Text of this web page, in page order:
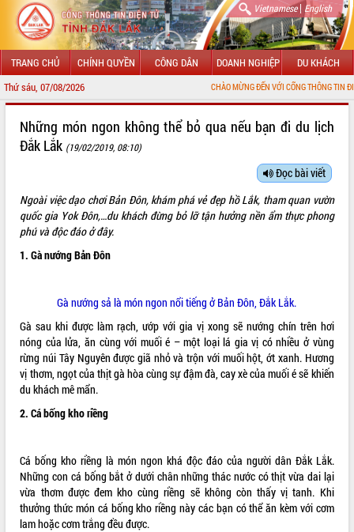
Vietnamese| English
TRANG CHỦ CHÍNH QUYỀN CÔNG DÂN DOANH NGHIỆP DU KHÁCH
Thứ sáu, 07/08/2026 CHÀO MỪNG ĐẾN VỚI CỔNG THÔNG TIN ĐIỆN TỬ TỈNH
LÃNH ĐẠO UBND TỈNH
SỞ, BAN, NGÀNH
HỆ THỐNG VĂN BẢN
VĂN BẢN HĐND TỈNH
ĐIỂM TIN VĂN BẢN
QUY HOẠCH - KẾ HOẠCH
Những món ngon không thể bỏ qua nếu bạn đi du lịch
Đắk Lắk (19/02/2019, 08:10)
Đọc bài viết
Ngoài việc dạo chơi Bản Đôn, khám phá vẻ đẹp hồ Lắk, tham quan vườn
quốc gia Yok Đôn,…du khách đừng bỏ lỡ tận hưởng nền ẩm thực phong
phú và độc đáo ở đây.
1. Gà nướng Bản Đôn
Gà nướng sả là món ngon nổi tiếng ở Bản Đôn, Đắk Lắk.
Gà sau khi được làm rạch, ướp với gia vị xong sẽ nướng chín trên hơi
nóng của lửa, ăn cùng với muối é – một loại lá gia vị có nhiều ở vùng
rừng núi Tây Nguyên được giã nhỏ và trộn với muối hột, ớt xanh. Hương
vị thơm, ngọt của thịt gà hòa cùng sự đậm đà, cay xè của muối é sẽ khiến
du khách mê mẩn.
2. Cá bống kho riềng
Cá bống kho riềng là món ngon khá độc đáo của người dân Đắk Lắk.
Những con cá bống bắt ở dưới chân những thác nước có thịt vừa dai lại
vừa thơm được đem kho cùng riềng sẽ không còn thấy vị tanh. Khi
thưởng thức món cá bống kho riềng này các bạn có thể ăn kèm với cơm
lam hoặc cơm trắng đều được.